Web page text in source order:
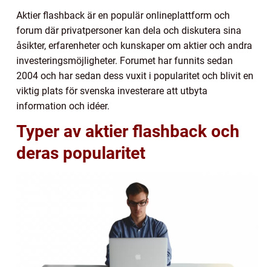
Aktier flashback är en populär onlineplattform och
forum där privatpersoner kan dela och diskutera sina
åsikter, erfarenheter och kunskaper om aktier och andra
investeringsmöjligheter. Forumet har funnits sedan
2004 och har sedan dess vuxit i popularitet och blivit en
viktig plats för svenska investerare att utbyta
information och idéer.
Typer av aktier flashback och
deras popularitet